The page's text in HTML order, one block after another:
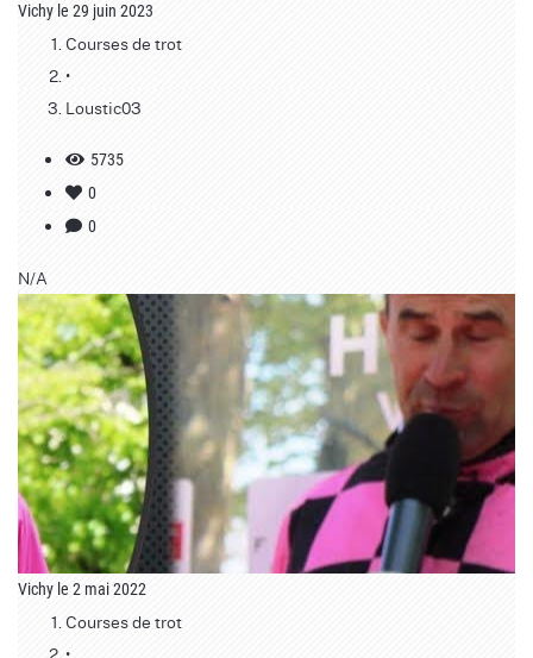
Vichy le 29 juin 2023
Courses de trot
•
Loustic03
5735
0
0
N/A
Vichy le 2 mai 2022
Courses de trot